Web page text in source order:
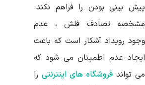
بینی بودن را فراهم نکند.
تصادف فلش ، عدم
رویداد آشکار است که باعث
عدم اطمینان می شود که
تواند فروشگاه های اینترنتیرا